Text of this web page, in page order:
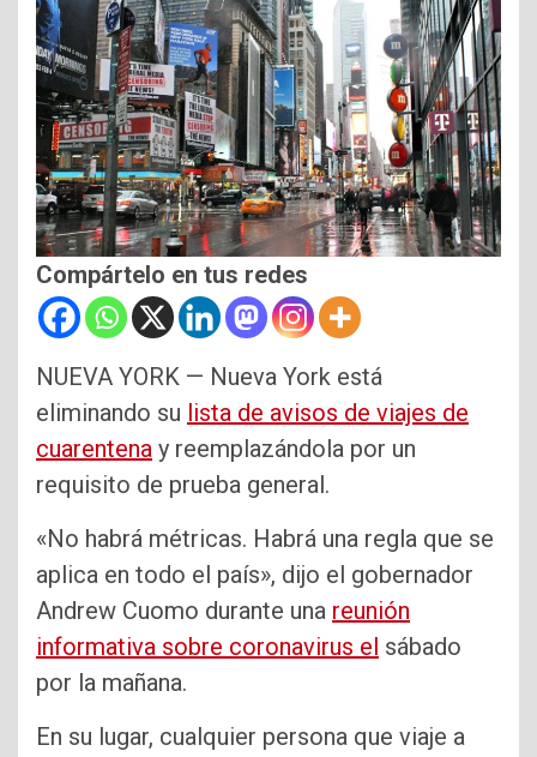
Compártelo en tus redes
NUEVA YORK — Nueva York está
eliminando su lista de avisos de viajes de
cuarentena y reemplazándola por un
requisito de prueba general.
«No habrá métricas. Habrá una regla que se
aplica en todo el país», dijo el gobernador
Andrew Cuomo durante una reunión
informativa sobre coronavirus el sábado
por la mañana.
En su lugar, cualquier persona que viaje a